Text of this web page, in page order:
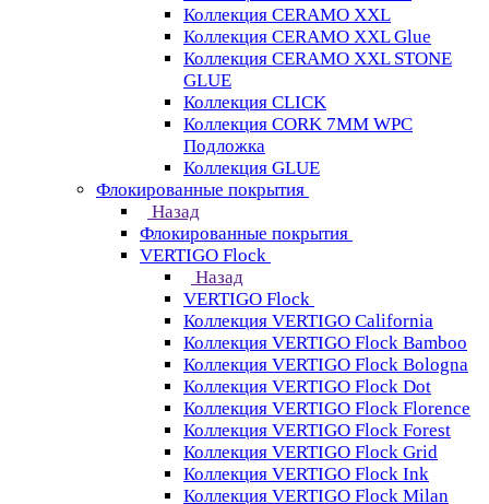
Коллекция CERAMO XXL
Коллекция CERAMO XXL Glue
Коллекция CERAMO XXL STONE
GLUE
Коллекция CLICK
Коллекция CORK 7MM WPC
Подложка
Коллекция GLUE
Флокированные покрытия
Назад
Флокированные покрытия
VERTIGO Flock
Назад
VERTIGO Flock
Коллекция VERTIGO California
Коллекция VERTIGO Flock Bamboo
Коллекция VERTIGO Flock Bologna
Коллекция VERTIGO Flock Dot
Коллекция VERTIGO Flock Florence
Коллекция VERTIGO Flock Forest
Коллекция VERTIGO Flock Grid
Коллекция VERTIGO Flock Ink
Коллекция VERTIGO Flock Milan